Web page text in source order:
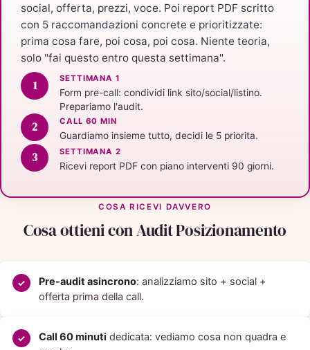
social, offerta, prezzi, voce. Poi report PDF scritto
con 5 raccomandazioni concrete e prioritizzate:
prima cosa fare, poi cosa, poi cosa. Niente teoria,
solo "fai questo entro questa settimana".
SETTIMANA 1
Form pre-call: condividi link sito/social/listino.
Prepariamo l'audit.
CALL 60 MIN
Guardiamo insieme tutto, decidi le 5 priorita.
SETTIMANA 2
Ricevi report PDF con piano interventi 90 giorni.
COSA RICEVI DAVVERO
Cosa ottieni con Audit Posizionamento
Pre-audit asincrono: analizziamo sito + social +
offerta prima della call.
Call 60 minuti dedicata: vediamo cosa non quadra e